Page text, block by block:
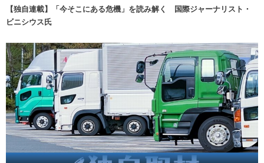
【独自連載】「今そこにある危機」を読み解く 国際ジャーナリスト・
ビニシウス氏